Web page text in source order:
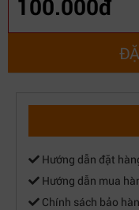
100.000đ
Hướng dẫn đặt
Hướng dẫn mua
Chính sách bảo